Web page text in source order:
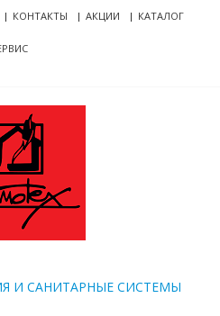
КОНТАКТЫ АКЦИИ КАТАЛОГ
И САНИТАРНЫЕ СИСТЕМЫ